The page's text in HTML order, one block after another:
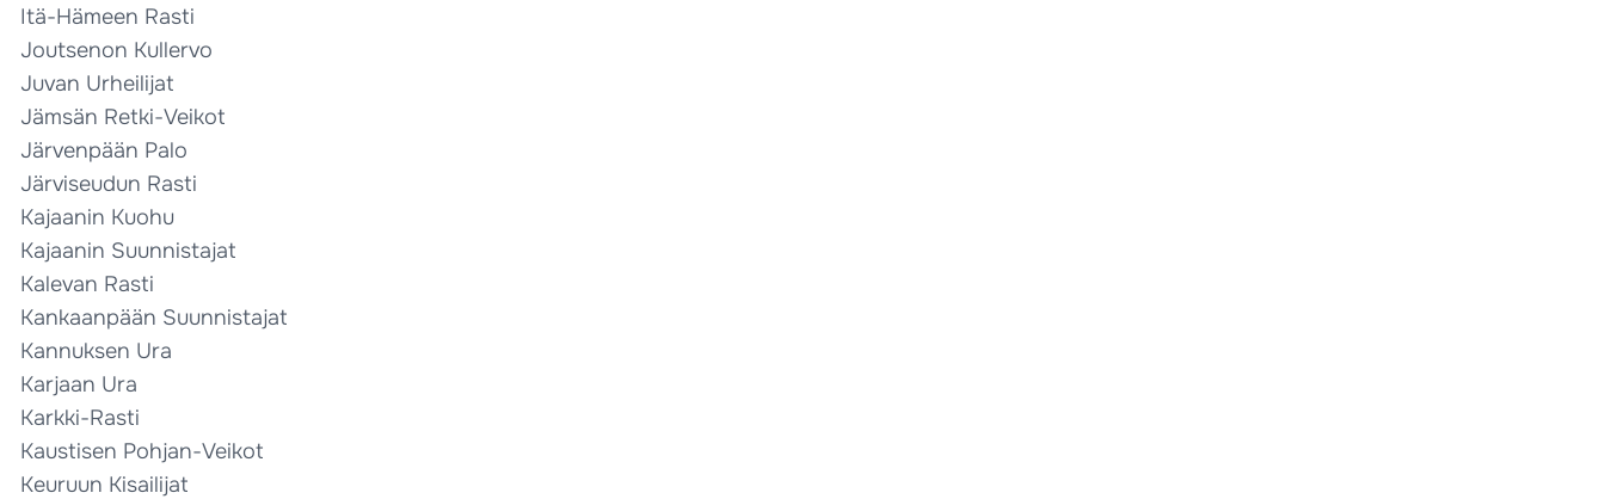
Itä-Hämeen Rasti
Joutsenon Kullervo
Juvan Urheilijat
Jämsän Retki-Veikot
Järvenpään Palo
Järviseudun Rasti
Kajaanin Kuohu
Kajaanin Suunnistajat
Kalevan Rasti
Kankaanpään Suunnistajat
Kannuksen Ura
Karjaan Ura
Karkki-Rasti
Kaustisen Pohjan-Veikot
Keuruun Kisailijat